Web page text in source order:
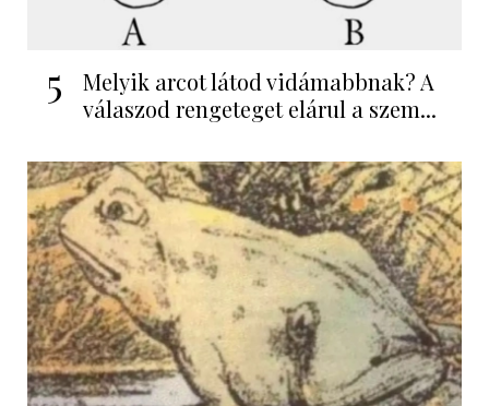
5
Melyik arcot látod vidámabbnak? A
válaszod rengeteget elárul a szem...